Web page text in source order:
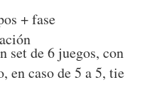
+ fase
set de 6 juegos, con
en caso de 5 a 5, tie